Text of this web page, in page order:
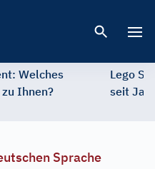
Welches
Ihnen?
Lego
seit
Sprache